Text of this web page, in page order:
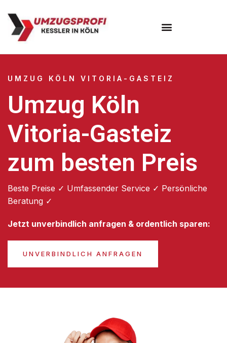
UMZUG KÖLN VITORIA-GASTEIZ
Umzug Köln
Vitoria-Gasteiz
zum besten Preis
Beste Preise ✓ Umfassender Service ✓ Persönliche
Beratung ✓
Jetzt unverbindlich anfragen & ordentlich sparen:
UNVERBINDLICH ANFRAGEN